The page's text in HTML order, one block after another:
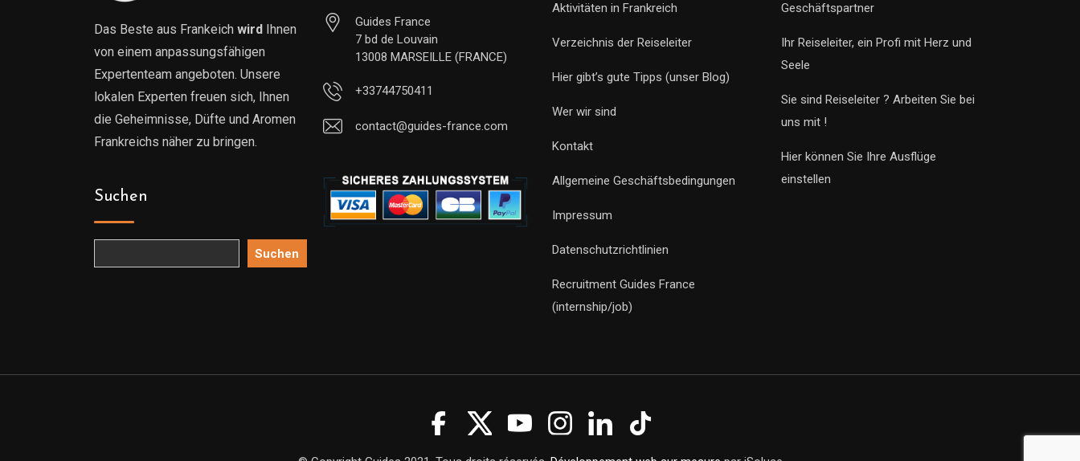
Das Beste aus Frankeich wird Ihnen
von einem anpassungsfähigen
Expertenteam angeboten. Unsere
lokalen Experten freuen sich, Ihnen
die Geheimnisse, Düfte und Aromen
Frankreichs näher zu bringen.
Suchen
Suchen
Guides France
7 bd de Louvain
13008 MARSEILLE (FRANCE)
+33744750411
contact@guides-france.com
Aktivitäten in Frankreich
Verzeichnis der Reiseleiter
Hier gibt’s gute Tipps (unser Blog)
Wer wir sind
Kontakt
Allgemeine Geschäftsbedingungen
Impressum
Datenschutzrichtlinien
Recruitment Guides France
(internship/job)
Geschäftspartner
Ihr Reiseleiter, ein Profi mit Herz und
Seele
Sie sind Reiseleiter ? Arbeiten Sie bei
uns mit !
Hier können Sie Ihre Ausflüge
einstellen